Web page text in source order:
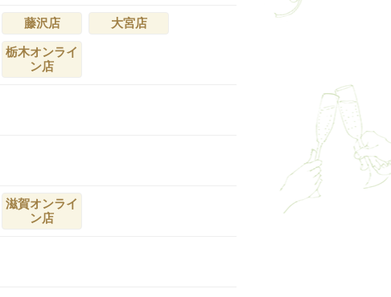
藤沢店 大宮店
栃木オンライ
ン店
滋賀オンライ
ン店